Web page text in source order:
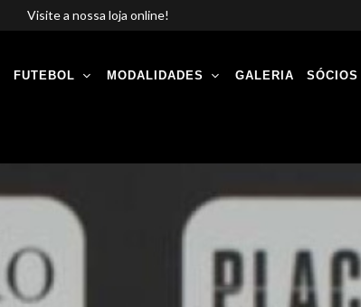
Visite a nossa loja online!
FUTEBOL MODALIDADES GALERIA SÓCIOS